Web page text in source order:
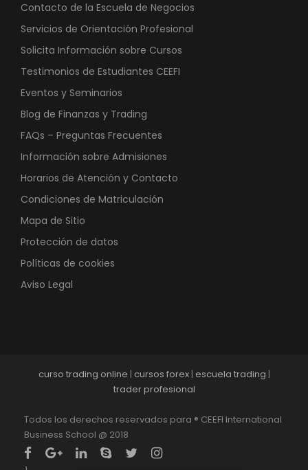
Contacto de la Escuela de Negocios
Servicios de Orientación Profesional
Solicita Información sobre Cursos
Testimonios de Estudiantes CEEFI
Eventos y Seminarios
Blog de Finanzas y Trading
FAQs – Preguntas Frecuentes
Información sobre Admisiones
Horarios de Atención y Contacto
Condiciones de Matriculación
Mapa de Sitio
Protección de datos
Políticas de cookies
Aviso Legal
curso trading online | cursos forex| escuela trading |
trader profesional
Todos los derechos reservados para ® CEEFI International
Business School @ 2018